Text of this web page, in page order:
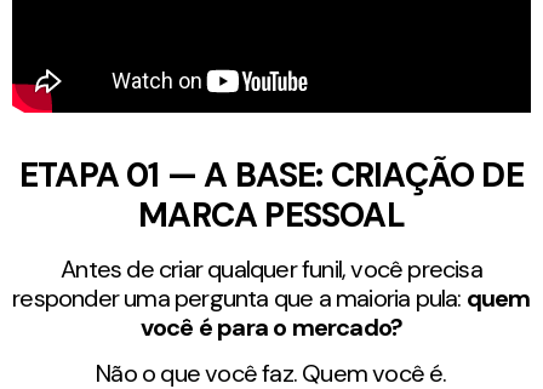
ETAPA 01 — A BASE: CRIAÇÃO DE
MARCA PESSOAL
Antes de criar qualquer funil, você precisa
responder uma pergunta que a maioria pula: quem
você é para o mercado?
Não o que você faz. Quem você é.